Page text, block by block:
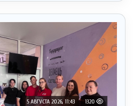
5 АВГУСТА 2026, 11:43 1320